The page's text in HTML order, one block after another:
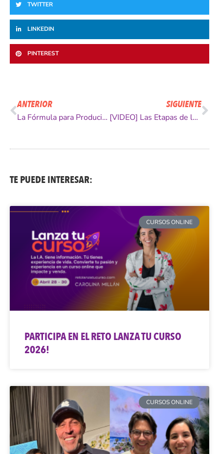
TWITTER
LINKEDIN
PINTEREST
ANTERIOR
La Fórmula para Producir Resultados
SIGUIENTE
[VIDEO] Las Etapas de la Influencia
TE PUEDE INTERESAR:
CURSOS ONLINE
PARTICIPA EN EL RETO LANZA TU CURSO
2026!
CURSOS ONLINE